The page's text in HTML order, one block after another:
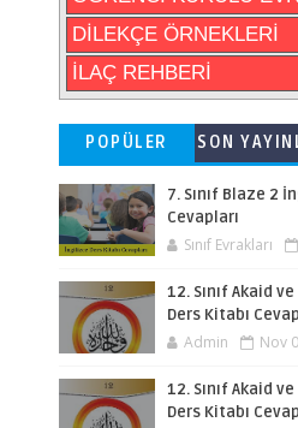
DİLEKÇE ÖRNEKLERİ
İLAÇ REHBERİ
POPÜLER SON
7. Sınıf Blaze 2
Cevapları
Sınıf Evrakları
12. Sınıf Akaid
Ders Kitabı
Admin Nov
12. Sınıf Akaid
Ders Kitabı